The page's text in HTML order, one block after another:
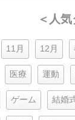
＜人
11月 12月
医療 運動
ゲーム 結婚